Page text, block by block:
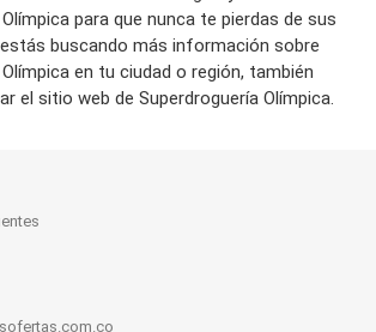
para que nunca te pierdas de sus
buscando más información sobre
en tu ciudad o región, también
el sitio web de Superdroguería Olímpica.